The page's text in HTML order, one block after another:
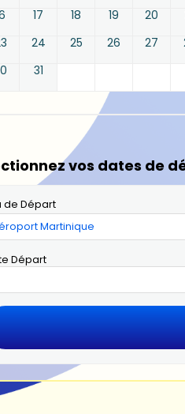
17 18 19 20
24 25 26 27
31
vos dates de
de Départ
Départ